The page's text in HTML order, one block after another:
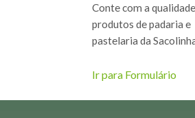
Conte com a
produtos de padaria e
pastelaria da
Ir para Formulário